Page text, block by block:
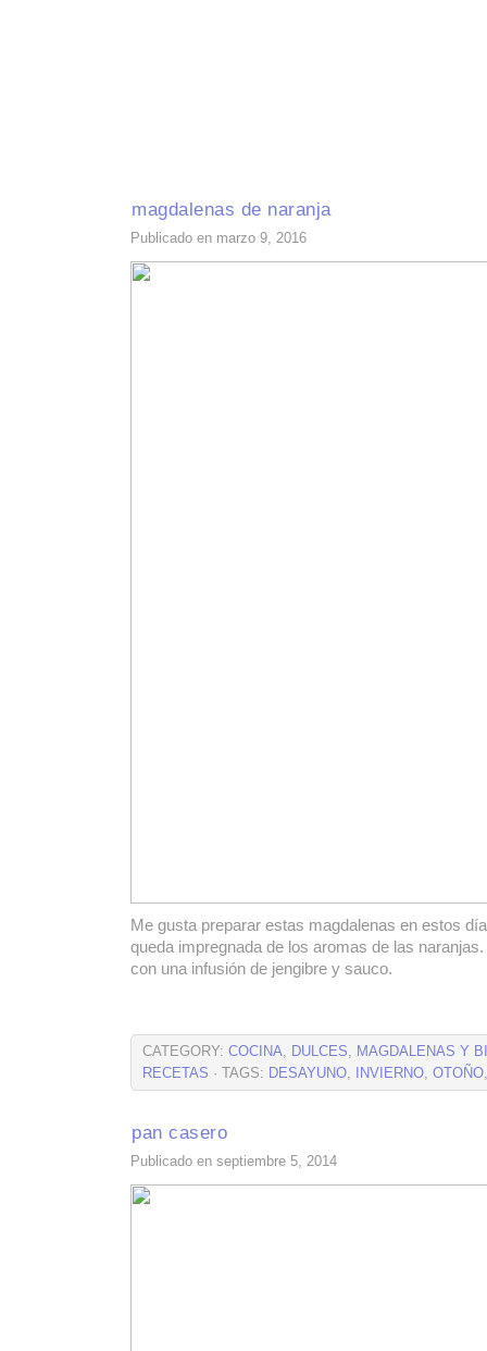
magdalenas de naranja
Publicado en marzo 9, 2016
Me gusta preparar estas magdalenas en estos
queda impregnada de los aromas de las
con una infusión de jengibre y sauco.
CATEGORY: COCINA, DULCES, MAGDALENAS Y
RECETAS · TAGS: DESAYUNO, INVIERNO, OTOÑO
pan casero
Publicado en septiembre 5, 2014